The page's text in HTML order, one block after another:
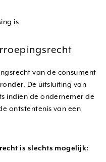
is
van de consument
De uitsluiting van
indien de ondernemer de
ontstentenis van een
is slechts mogelijk: